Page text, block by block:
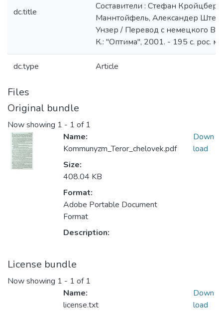
dc.title
Составители : Стефан
Маннтойфель, Александер
Унзер / Перевод с немецкого
К.: "Оптима", 2001. - 195 с. рос.
dc.type Article
Files
Original bundle
Now showing 1 - 1 of 1
Name:
Kommunyzm_Teror_chelovek.pdf
Size:
408.04 KB
Format:
Adobe Portable Document
Format
Description:
Down
load
License bundle
Now showing 1 - 1 of 1
Name:
license.txt
Down
load